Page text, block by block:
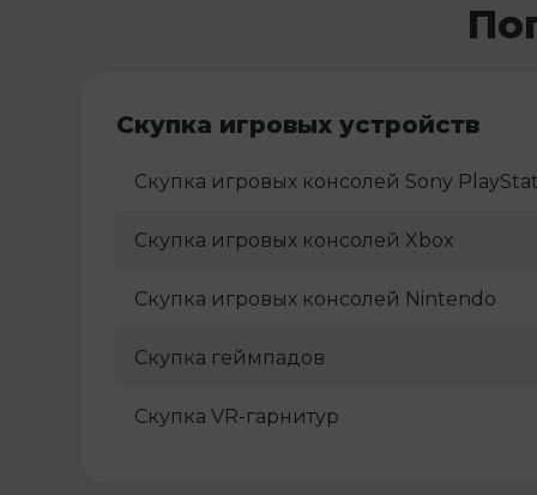
Скупка игровых устройств
Скупка игровых консолей Sony
Скупка игровых консолей Xbox
Скупка игровых консолей Nintendo
Скупка геймпадов
Скупка VR-гарнитур